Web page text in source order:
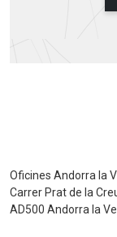
Oficines Andorra la
Carrer Prat de la
AD500 Andorra la